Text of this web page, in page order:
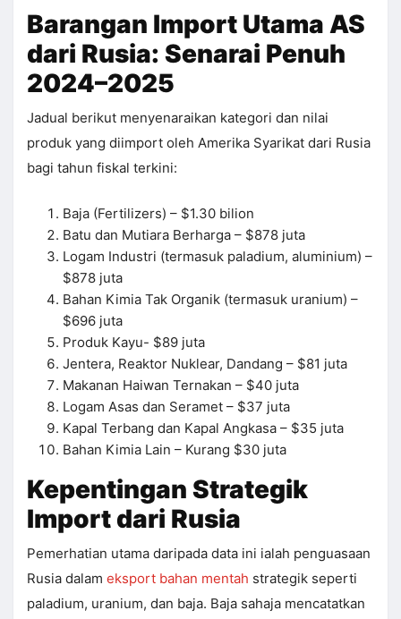
Barangan Import Utama AS
dari Rusia: Senarai Penuh
2024–2025
Jadual berikut menyenaraikan kategori dan nilai
produk yang diimport oleh Amerika Syarikat dari Rusia
bagi tahun fiskal terkini:
Baja (Fertilizers) – $1.30 bilion
Batu dan Mutiara Berharga – $878 juta
Logam Industri (termasuk paladium, aluminium) –
$878 juta
Bahan Kimia Tak Organik (termasuk uranium) –
$696 juta
Produk Kayu- $89 juta
Jentera, Reaktor Nuklear, Dandang – $81 juta
Makanan Haiwan Ternakan – $40 juta
Logam Asas dan Seramet – $37 juta
Kapal Terbang dan Kapal Angkasa – $35 juta
Bahan Kimia Lain – Kurang $30 juta
Kepentingan Strategik
Import dari Rusia
Pemerhatian utama daripada data ini ialah penguasaan
Rusia dalam eksport bahan mentah strategik seperti
paladium, uranium, dan baja. Baja sahaja mencatatkan